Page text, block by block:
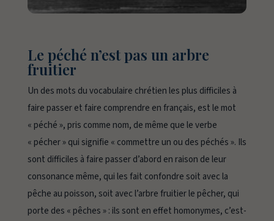
Le péché n’est pas un arbre
fruitier
Un des mots du vocabulaire chrétien les plus difficiles à
faire passer et faire comprendre en français, est le mot
« péché », pris comme nom, de même que le verbe
« pécher » qui signifie « commettre un ou des péchés ». Ils
sont difficiles à faire passer d’abord en raison de leur
consonance même, qui les fait confondre soit avec la
pêche au poisson, soit avec l’arbre fruitier le pêcher, qui
porte des « pêches » : ils sont en effet homonymes, c’est-